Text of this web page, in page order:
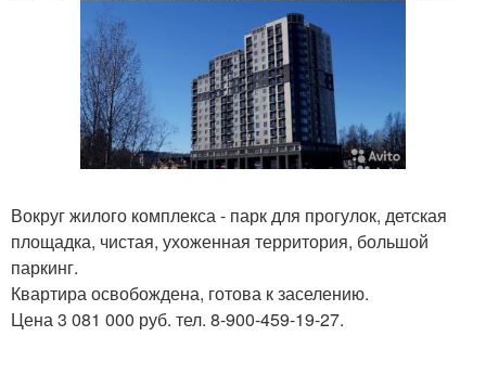
Вокруг жилого комплекса - парк для прогулок, детская
площадка, чистая, ухоженная территория, большой
паркинг.
Квартира освобождена, готова к заселению.
Цена 3 081 000 руб. тел. 8-900-459-19-27.